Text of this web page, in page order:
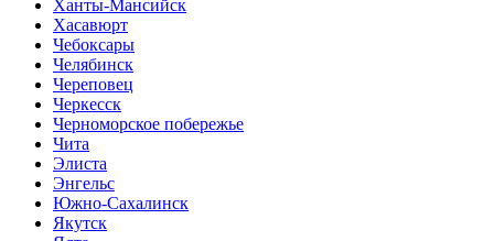
Ханты-Мансийск
Хасавюрт
Чебоксары
Челябинск
Череповец
Черкесск
Черноморское побережье
Чита
Элиста
Энгельс
Южно-Сахалинск
Якутск